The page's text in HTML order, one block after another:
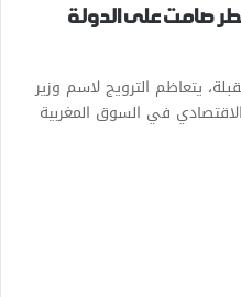
صامت على الدولة
يتعاظم الترويج لاسم وزير
في السوق المغربية